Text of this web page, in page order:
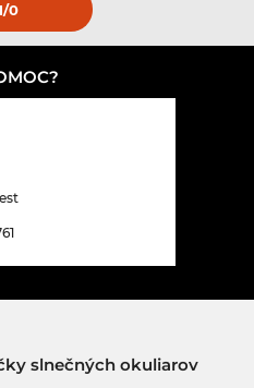
/0
slnečných okuliarov